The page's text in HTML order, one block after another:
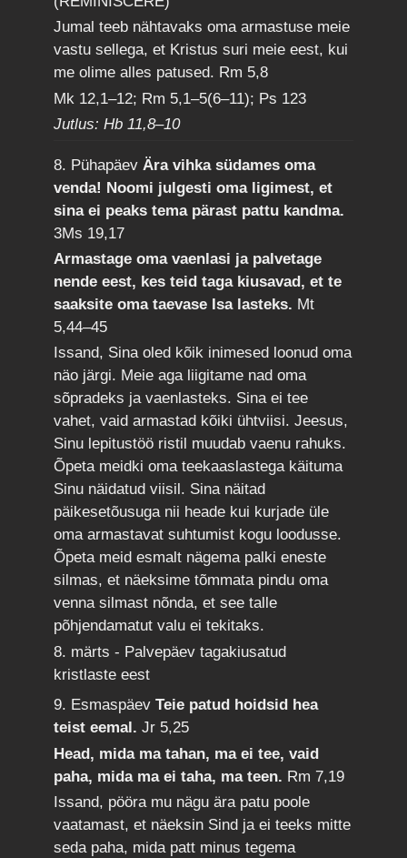
Jumal teeb nähtavaks oma armastuse meie
vastu sellega, et Kristus suri meie eest, kui
me olime alles patused. Rm 5,8
Mk 12,1–12; Rm 5,1–5(6–11); Ps 123
Jutlus: Hb 11,8–10
8. Pühapäev Ära vihka südames oma
venda! Noomi julgesti oma ligimest, et
sina ei peaks tema pärast pattu kandma.
3Ms 19,17
Armastage oma vaenlasi ja palvetage
nende eest, kes teid taga kiusavad, et te
saaksite oma taevase Isa lasteks. Mt
5,44–45
Issand, Sina oled kõik inimesed loonud oma
näo järgi. Meie aga liigitame nad oma
sõpradeks ja vaenlasteks. Sina ei tee
vahet, vaid armastad kõiki ühtviisi. Jeesus,
Sinu lepitustöö ristil muudab vaenu rahuks.
Õpeta meidki oma teekaaslastega käituma
Sinu näidatud viisil. Sina näitad
päikesetõusuga nii heade kui kurjade üle
oma armastavat suhtumist kogu loodusse.
Õpeta meid esmalt nägema palki eneste
silmas, et näeksime tõmmata pindu oma
venna silmast nõnda, et see talle
põhjendamatut valu ei tekitaks.
8. märts - Palvepäev tagakiusatud
kristlaste eest
9. EsmaspäevTeie patud hoidsid hea
teist eemal.Jr 5,25
Head, mida ma tahan, ma ei tee, vaid
paha, mida ma ei taha, ma teen. Rm 7,19
Issand, pööra mu nägu ära patu poole
vaatamast, et näeksin Sind ja ei teeks mitte
seda paha, mida patt minus tegema